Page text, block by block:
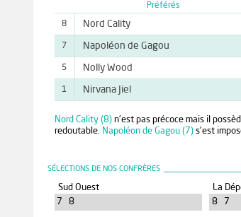
Préférés
8 Nord Cality
7 Napoléon de Gagou
5 Nolly Wood
1 Nirvana Jiel
Nord Cality (8)n'est pas précoce mais il
redoutable. Napoléon de Gagou (7)s'est
SÉLECTIONS DE NOS CONFRÈRES
Sud Ouest
7 8
La
8 7